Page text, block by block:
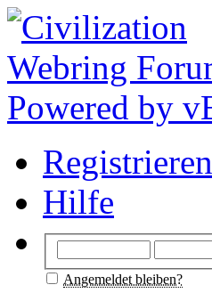
Registrieren
Hilfe
Angemeldet bleiben?